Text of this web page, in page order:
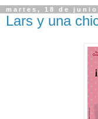
martes, 18 de junio
Lars y una